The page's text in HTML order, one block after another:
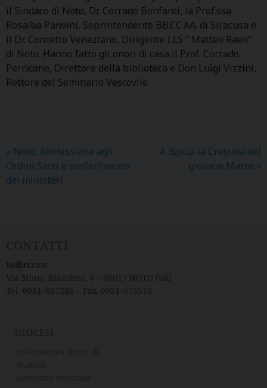
il Sindaco di Noto, Dr. Corrado Bonfanti, la Prof.ssa
Rosalba Panvini, Soprintendente BB.CC.AA. di Siracusa e
il Dr. Concetto Veneziano, Dirigente I.I.S “ Matteo Raeli”
di Noto. Hanno fatto gli onori di casa il Prof. Corrado
Perricone, Direttore della biblioteca e Don Luigi Vizzini,
Rettore del Seminario Vescovile.
« Noto. Ammissione agli
Ordini Sacri e conferimento
dei ministeri
A Ispica la Cresima del
giovane Marco »
Indirizzo:
Via Mons. Blandini, 6 – 96017 NOTO (SR)
Tel. 0931-835286 – Fax. 0931-573310